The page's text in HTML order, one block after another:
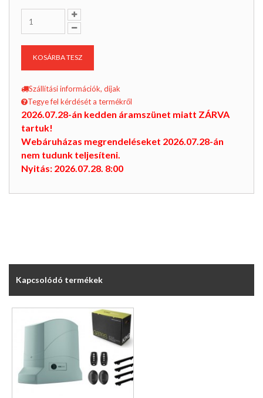
KOSÁRBA TESZ
Szállítási információk, díjak
Tegye fel kérdését a termékről
2026.07.28-án kedden áramszünet miatt ZÁRVA
tartuk!
Webáruházas megrendeléseket 2026.07.28-án
nem tudunk teljesíteni.
Nyitás: 2026.07.28. 8:00
Kapcsolódó termékek